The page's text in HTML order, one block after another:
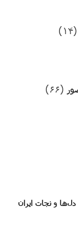
(۱۴)
(۶۶)
و نجات ایران